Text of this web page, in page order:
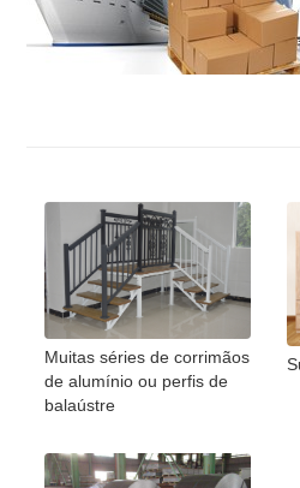
Muitas séries de corrimãos
de alumínio ou perfis de
balaústre